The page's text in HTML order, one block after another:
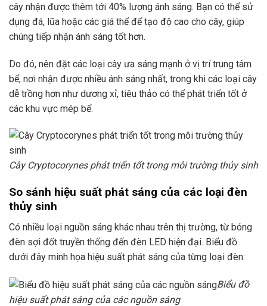
cây nhận được thêm tới 40% lượng ánh sáng. Bạn có thể sử
dụng đá, lũa hoặc các giá thể để tạo độ cao cho cây, giúp
chúng tiếp nhận ánh sáng tốt hơn.
Do đó, nên đặt các loại cây ưa sáng mạnh ở vị trí trung tâm
bể, nơi nhận được nhiều ánh sáng nhất, trong khi các loại cây
dễ trồng hơn như dương xỉ, tiêu thảo có thể phát triển tốt ở
các khu vực mép bể.
Cây Cryptocorynes phát triển tốt trong môi trường thủy sinh
So sánh hiệu suất phát sáng của các loại đèn
thủy sinh
Có nhiều loại nguồn sáng khác nhau trên thị trường, từ bóng
đèn sợi đốt truyền thống đến đèn LED hiện đại. Biểu đồ
dưới đây minh họa hiệu suất phát sáng của từng loại đèn:
Biểu đồ
hiệu suất phát sáng của các nguồn sáng